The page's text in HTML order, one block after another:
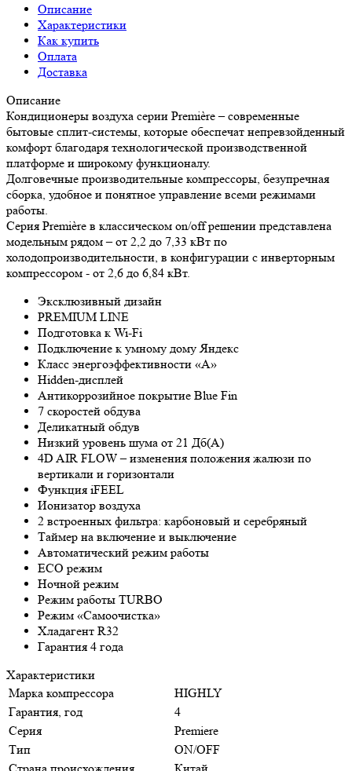
Описание
Характеристики
Как купить
Оплата
Доставка
Описание
Кондиционеры воздуха серии Première – современные
бытовые сплит-системы, которые обеспечат непревзойденный
комфорт благодаря технологической производственной
платформе и широкому функционалу.
Долговечные производительные компрессоры, безупречная
сборка, удобное и понятное управление всеми режимами
работы.
Серия Première в классическом on/off решении представлена
модельным рядом – от 2,2 до 7,33 кВт по
холодопроизводительности, в конфигурации с инверторным
компрессором - от 2,6 до 6,84 кВт.
Эксклюзивный дизайн
PREMIUM LINE
Подготовка к Wi-Fi
Подключение к умному дому Яндекс
Класс энергоэффективности «А»
Hidden-дисплей
Антикоррозийное покрытие Blue Fin
7 скоростей обдува
Деликатный обдув
Низкий уровень шума от 21 Дб(А)
4D AIR FLOW – изменения положения жалюзи по
вертикали и горизонтали
Функция iFEEL
Ионизатор воздуха
2 встроенных фильтра: карбоновый и серебряный
Таймер на включение и выключение
Автоматический режим работы
ECO режим
Ночной режим
Режим работы TURBO
Режим «Самоочистка»
Хладагент R32
Гарантия 4 года
Характеристики
Марка компрессора
HIGHLY
Гарантия, год
4
Серия
Premiere
Тип
ON/OFF